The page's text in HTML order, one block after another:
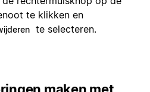
te klikken en
te selecteren.